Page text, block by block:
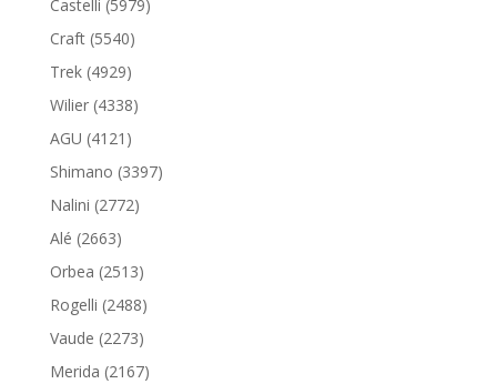
Castelli (5979)
Craft (5540)
Trek (4929)
Wilier (4338)
AGU (4121)
Shimano (3397)
Nalini (2772)
Alé (2663)
Orbea (2513)
Rogelli (2488)
Vaude (2273)
Merida (2167)